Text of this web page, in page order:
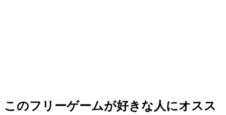
このフリーゲームが好きな人にオスス